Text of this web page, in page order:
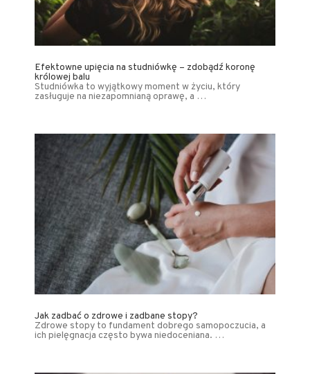
Efektowne upięcia na studniówkę – zdobądź koronę
królowej balu
Studniówka to wyjątkowy moment w życiu, który
zasługuje na niezapomnianą oprawę, a …
Jak zadbać o zdrowe i zadbane stopy?
Zdrowe stopy to fundament dobrego samopoczucia, a
ich pielęgnacja często bywa niedoceniana. …